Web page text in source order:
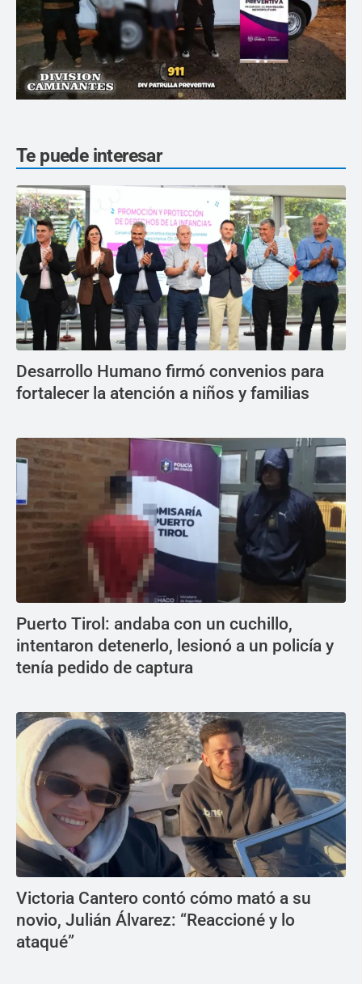
Te puede interesar
Desarrollo Humano firmó convenios para
fortalecer la atención a niños y familias
Puerto Tirol: andaba con un cuchillo,
intentaron detenerlo, lesionó a un policía y
tenía pedido de captura
Victoria Cantero contó cómo mató a su
novio, Julián Álvarez: “Reaccioné y lo
ataqué”